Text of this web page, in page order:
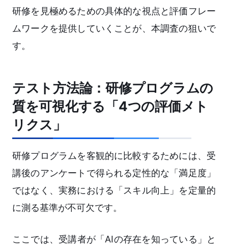
研修を見極めるための具体的な視点と評価フレー
ムワークを提供していくことが、本調査の狙いで
す。
テスト方法論：研修プログラムの
質を可視化する「4つの評価メト
リクス」
研修プログラムを客観的に比較するためには、受
講後のアンケートで得られる定性的な「満足度」
ではなく、実務における「スキル向上」を定量的
に測る基準が不可欠です。
ここでは、受講者が「AIの存在を知っている」と